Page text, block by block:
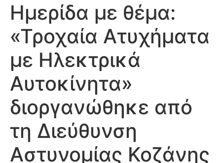
Ημερίδα με θέμα:
«Τροχαία Ατυχήματα
με Ηλεκτρικά
Αυτοκίνητα»
διοργανώθηκε από
τη Διεύθυνση
Αστυνομίας Κοζάνης